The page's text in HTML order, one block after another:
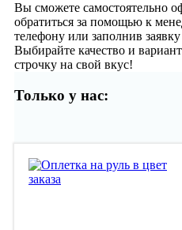
Вы сможете самостоятельно
обратиться за помощью к
телефону или заполнив
Выбирайте качество и
строчку на свой вкус!
Только у нас: